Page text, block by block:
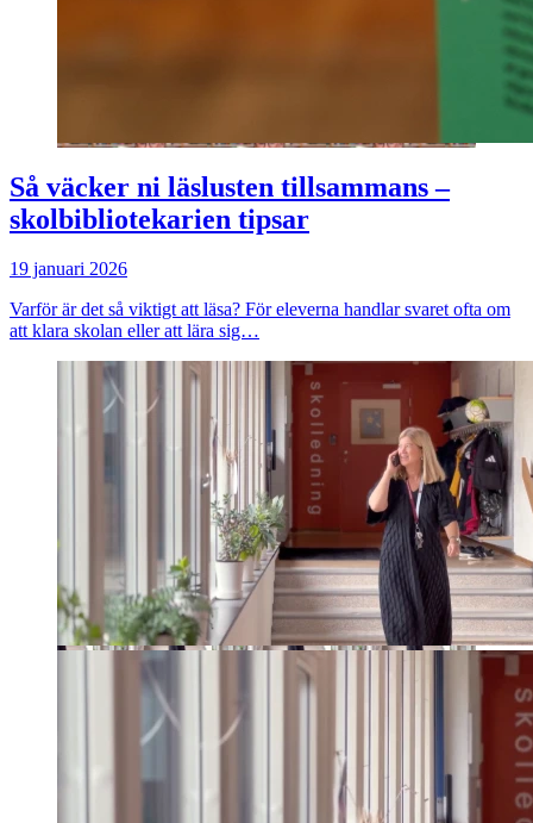
Så väcker ni läslusten tillsammans –
skolbibliotekarien tipsar
19 januari 2026
Varför är det så viktigt att läsa? För eleverna handlar svaret ofta om
att klara skolan eller att lära sig…